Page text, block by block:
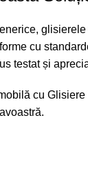
cu
testat și
cu Glisiere